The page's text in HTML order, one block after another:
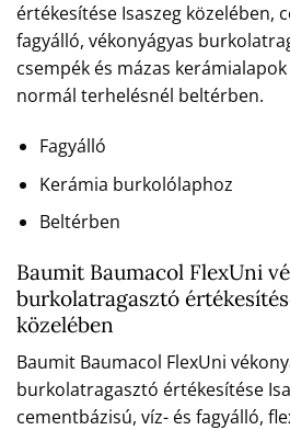
értékesítése Isaszeg közelében,
fagyálló, vékonyágyas
csempék és mázas
normál terhelésnél beltérben.
Fagyálló
Kerámia burkolólaphoz
Beltérben
Baumit Baumacol FlexUni
burkolatragasztó
közelében
Baumit Baumacol FlexUni
burkolatragasztó értékesítése
cementbázisú, víz- és fagyálló,